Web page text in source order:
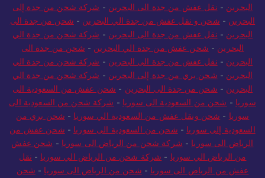
البحرين - نقل عفش من جدة الى البحرين - شركة شحن من جدة إلى
البحرين - شحن و نقل عفش من جدة الي البحرين - شحن من جدة الى
البحرين - نقل عفش من جدة الى البحرين - شركة شحن من جدة الي
البحرين - شحن عفش من جدة الي البحرين - شحن من جدة الى
البحرين - نقل عفش من جدة الى البحرين - شركة شحن من جدة الي
البحرين - شحن بري من جدة إلى البحرين - شركة شحن من جدة الي
البحرين - شحن من جدة الى البحرين - شحن عفش من السعودية الى
سوريا - شحن من السعودية الى سوريا - شركة شحن من السعودية الى
سوريا - شحن ونقل عفش من السعودية الي سوريا - شحن بري من
السعودية إلى سوريا - شحن من السعودية الى سوريا - شحن عفش من
الرياض الى سوريا - شركة شحن من الرياض الى سوريا - شحن عفش
من الرياض الي سوريا - شركة شحن من الرياض الي سوريا - نقل
عفش من الرياض الى سوريا - شحن من الرياض الى سوريا - شحن